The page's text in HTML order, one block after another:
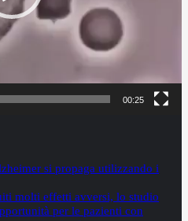
00:25
si propaga utilizzando i
molti effetti avversi, lo studio
per le pazienti con